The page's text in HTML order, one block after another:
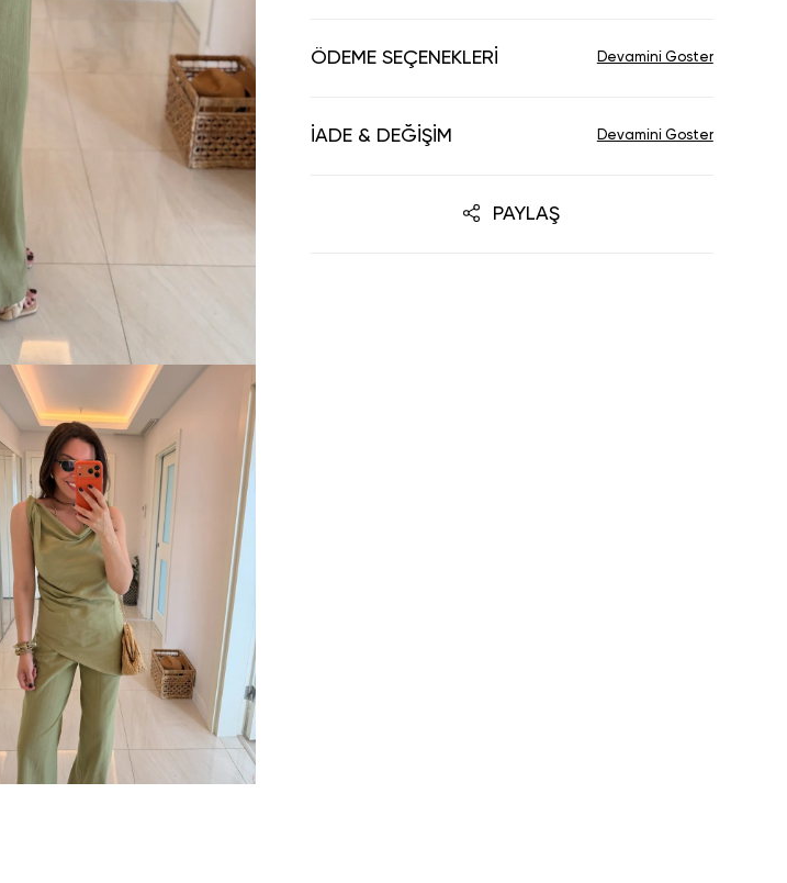
ÖDEME SEÇENEKLERI
İADE & DEĞIŞIM
PAYLAŞ